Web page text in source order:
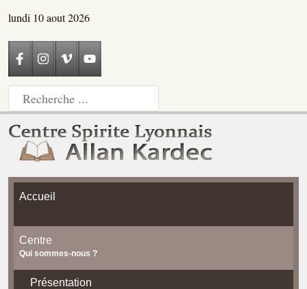
lundi 10 aout 2026
Accueil
Centre
Qui sommes-nous ?
Présentation